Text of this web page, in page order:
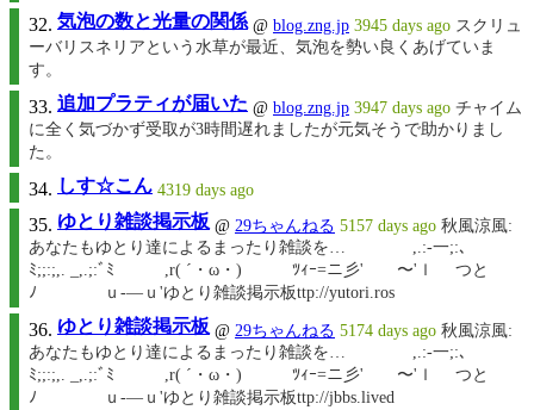
気泡の数と光量の関係 @ blog.zng.jp 3945 days ago スクリュ
ーバリスネリアという水草が最近、気泡を勢い良くあげていま
す。
追加プラティが届いた @ blog.zng.jp 3947 days ago チャイム
に全く気づかず受取が3時間遅れましたが元気そうで助かりまし
た。
しす☆こん 4319 days ago
ゆとり雑談掲示板 @ 29ちゃんねる 5157 days ago 秋風涼風:
あなたもゆとり達によるまったり雑談を… ,.:-一;:､
ﾐ;;:;,. _,.;:ﾞﾐ ,r( ´・ω・) ﾂｨｰ=ニ彡' 〜'ｌ つと
ﾉ ｕ‐—ｕ'ゆとり雑談掲示板ttp://yutori.ros
ゆとり雑談掲示板 @ 29ちゃんねる 5174 days ago 秋風涼風:
あなたもゆとり達によるまったり雑談を… ,.:-一;:､
ﾐ;;:;,. _,.;:ﾞﾐ ,r( ´・ω・) ﾂｨｰ=ニ彡' 〜'ｌ つと
ﾉ ｕ‐—ｕ'ゆとり雑談掲示板ttp://jbbs.lived